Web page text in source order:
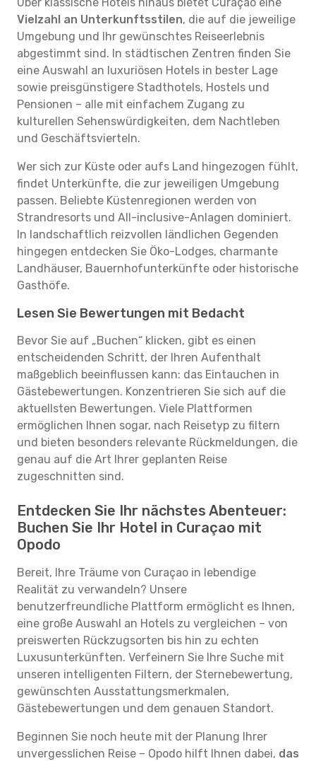
Vielzahl an Unterkunftsstilen, die auf die jeweilige
Umgebung und Ihr gewünschtes Reiseerlebnis
abgestimmt sind. In städtischen Zentren finden Sie
eine Auswahl an luxuriösen Hotels in bester Lage
sowie preisgünstigere Stadthotels, Hostels und
Pensionen – alle mit einfachem Zugang zu
kulturellen Sehenswürdigkeiten, dem Nachtleben
und Geschäftsvierteln.
Wer sich zur Küste oder aufs Land hingezogen fühlt,
findet Unterkünfte, die zur jeweiligen Umgebung
passen. Beliebte Küstenregionen werden von
Strandresorts und All-inclusive-Anlagen dominiert.
In landschaftlich reizvollen ländlichen Gegenden
hingegen entdecken Sie Öko-Lodges, charmante
Landhäuser, Bauernhofunterkünfte oder historische
Gasthöfe.
Lesen Sie Bewertungen mit Bedacht
Bevor Sie auf „Buchen“ klicken, gibt es einen
entscheidenden Schritt, der Ihren Aufenthalt
maßgeblich beeinflussen kann: das Eintauchen in
Gästebewertungen. Konzentrieren Sie sich auf die
aktuellsten Bewertungen. Viele Plattformen
ermöglichen Ihnen sogar, nach Reisetyp zu filtern
und bieten besonders relevante Rückmeldungen, die
genau auf die Art Ihrer geplanten Reise
zugeschnitten sind.
Entdecken Sie Ihr nächstes Abenteuer:
Buchen Sie Ihr Hotel in Curaçao mit
Opodo
Bereit, Ihre Träume von Curaçao in lebendige
Realität zu verwandeln? Unsere
benutzerfreundliche Plattform ermöglicht es Ihnen,
eine große Auswahl an Hotels zu vergleichen – von
preiswerten Rückzugsorten bis hin zu echten
Luxusunterkünften. Verfeinern Sie Ihre Suche mit
unseren intelligenten Filtern, der Sternebewertung,
gewünschten Ausstattungsmerkmalen,
Gästebewertungen und dem genauen Standort.
Beginnen Sie noch heute mit der Planung Ihrer
unvergesslichen Reise – Opodo hilft Ihnen dabei, das